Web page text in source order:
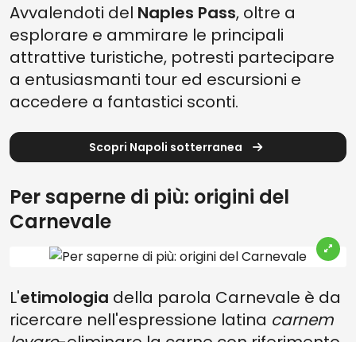
Avvalendoti del Naples Pass, oltre a
esplorare e ammirare le principali
attrattive turistiche, potresti partecipare
a entusiasmanti tour ed escursioni e
accedere a fantastici sconti.
Scopri Napoli sotterranea
Per saperne di più: origini del
Carnevale
L'etimologia della parola Carnevale è da
ricercare nell'espressione latina carnem